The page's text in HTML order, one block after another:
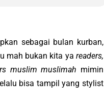
sebagai bulan kurban,
mah bukan kita ya readers,
muslim muslimah mimin
bisa tampil yang stylist